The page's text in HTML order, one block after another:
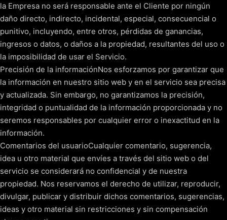
la Empresa no será responsable ante el Cliente por ningún
daño directo, indirecto, incidental, especial, consecuencial o
punitivo, incluyendo, entre otros, pérdidas de ganancias,
ingresos o datos, o daños a la propiedad, resultantes del uso o
la imposibilidad de usar el Servicio.
Precisión de la informaciónNos esforzamos por garantizar que
la información en nuestro sitio web y en el servicio sea precisa
y actualizada. Sin embargo, no garantizamos la precisión,
integridad o puntualidad de la información proporcionada y no
seremos responsables por cualquier error o inexactitud en la
información.
Comentarios del usuarioCualquier comentario, sugerencia,
idea u otro material que envíes a través del sitio web o del
servicio se considerará no confidencial y de nuestra
propiedad. Nos reservamos el derecho de utilizar, reproducir,
divulgar, publicar y distribuir dichos comentarios, sugerencias,
ideas y otro material sin restricciones y sin compensación